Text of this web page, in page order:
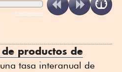
ReadSpeaker
productos de
tasa interanual de